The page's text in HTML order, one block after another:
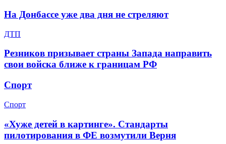
На Донбассе уже два дня не стреляют
ДТП
Резников призывает страны Запада направить
свои войска ближе к границам РФ
Спорт
Спорт
«Хуже детей в картинге». Стандарты
пилотирования в ФЕ возмутили Верня